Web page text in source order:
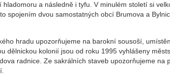
a následně i tyfu. V minulém století si
spojením dvou samostatných obcí Brumova a
hradu upozorňujeme na barokní sousoší,
dělnickou kolonií jsou od roku 1995 vyhlášeny
radnice. Ze sakrálních staveb upozorňujeme na